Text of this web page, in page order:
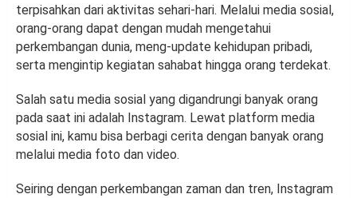
terpisahkan dari aktivitas sehari-hari. Melalui media sosial,
orang-orang dapat dengan mudah mengetahui
perkembangan dunia, meng-update kehidupan pribadi,
serta mengintip kegiatan sahabat hingga orang terdekat.
Salah satu media sosial yang digandrungi banyak orang
pada saat ini adalah Instagram. Lewat platform media
sosial ini, kamu bisa berbagi cerita dengan banyak orang
melalui media foto dan video.
Seiring dengan perkembangan zaman dan tren, Instagram